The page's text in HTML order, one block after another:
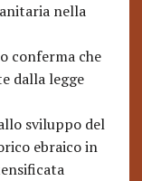
nella
conferma che
dalla legge
sviluppo del
ebraico in